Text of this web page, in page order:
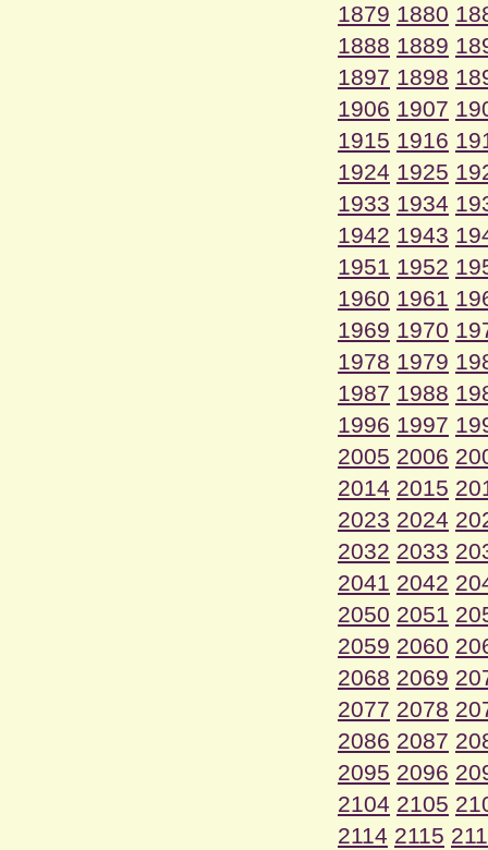
1879 1880
1888 1889
1897 1898
1906 1907
1915 1916
1924 1925
1933 1934
1942 1943
1951 1952
1960 1961
1969 1970
1978 1979
1987 1988
1996 1997
2005 2006
2014 2015
2023 2024
2032 2033
2041 2042
2050 2051
2059 2060
2068 2069
2077 2078
2086 2087
2095 2096
2104 2105
2114 2115